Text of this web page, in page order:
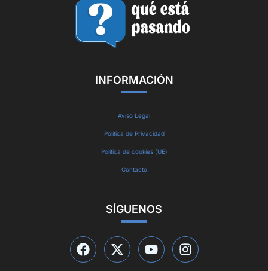
INFORMACIÓN
Aviso Legal
Política de Privacidad
Política de cookies (UE)
Contacto
SÍGUENOS